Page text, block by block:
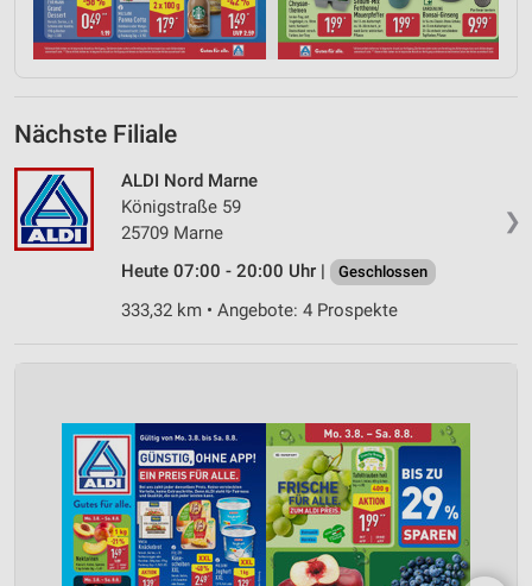
Nächste Filiale
❯
ALDI Nord Marne
Königstraße 59
25709 Marne
Heute 07:00 - 20:00 Uhr |
Geschlossen
333,32 km • Angebote: 4 Prospekte